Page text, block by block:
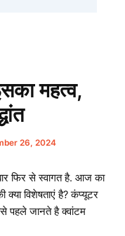
महत्व,
26, 2024
फिर से स्वागत है. आज का
क्या विशेषताएं है? कंप्यूटर
पहले जानते है क्वांटम